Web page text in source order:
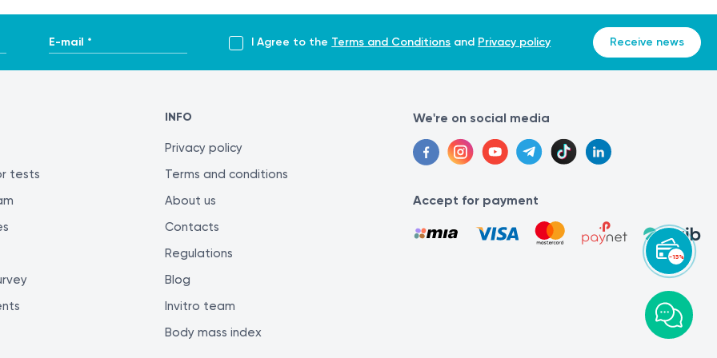
referral-of-ddh/
graf-type-i?lang=us -15%
E-mail * I Agree to the Terms and Conditions and Privacy policy Receive news
tests
INFO
Privacy policy
Terms and conditions
About us
Contacts
Regulations
Blog
Invitro team
Body mass index
We're on social media
Accept for payment